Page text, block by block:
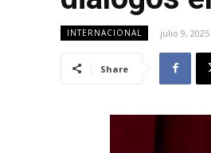
INTERNACIONAL julio 9, 2025
Share